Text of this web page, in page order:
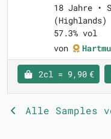
18 Jahre •
(Highlands)
57.3% vol
von
2cl = 9,90 €
Alle Samples